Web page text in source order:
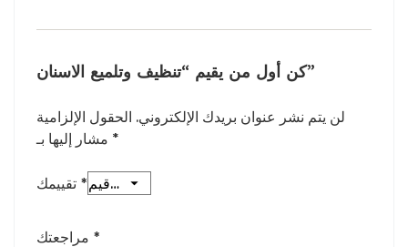
كن أول من يقيم “تنظيف وتلميع الاسنان”
لن يتم نشر عنوان بريدك الإلكتروني. الحقول الإلزامية
*
*
*